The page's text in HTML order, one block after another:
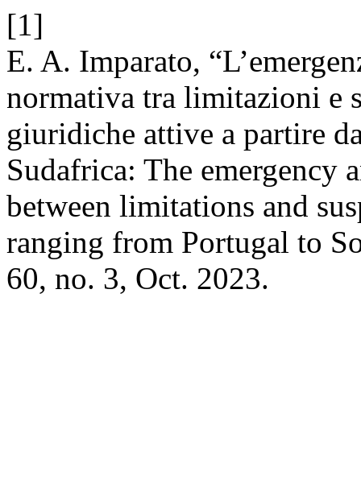
[1]
E. A. Imparato,
normativa tra limitazioni e
giuridiche attive a partire
Sudafrica: The emergency
between limitations and
ranging from Portugal to
60, no. 3, Oct. 2023.